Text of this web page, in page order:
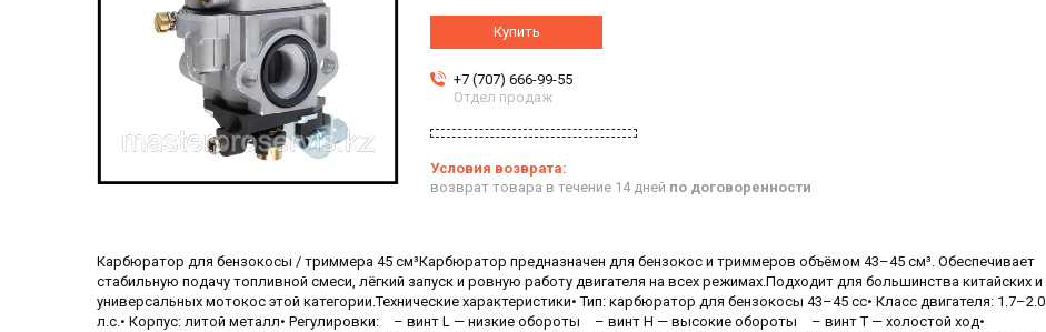
Купить
+7 (707) 666-99-55
Отдел продаж
возврат товара в течение 14 дней по договоренности
Карбюратор для бензокосы / триммера 45 см³Карбюратор предназначен для бензокос и триммеров объёмом 43–45 см³. Обеспечивает
стабильную подачу топливной смеси, лёгкий запуск и ровную работу двигателя на всех режимах.Подходит для большинства китайских и
универсальных мотокос этой категории.Технические характеристики• Тип: карбюратор для бензокосы 43–45 cc• Класс двигателя: 1.7–2.0
л.с.• Корпус: литой металл• Регулировки: – винт L — низкие обороты – винт H — высокие обороты – винт T — холостой ход•